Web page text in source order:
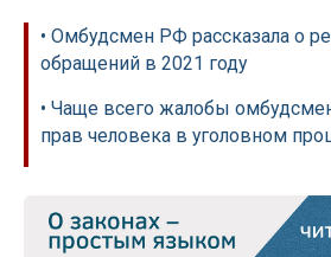
• Омбудсмен РФ рассказала о
обращений в 2021 году
• Чаще всего жалобы
прав человека в уголовном